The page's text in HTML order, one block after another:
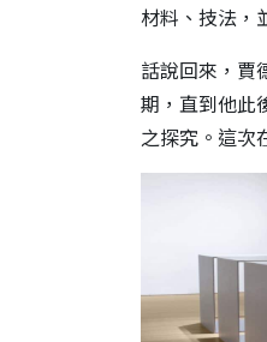
材料、技法，
話說回來，賈
期，直到他此
之探究。這次